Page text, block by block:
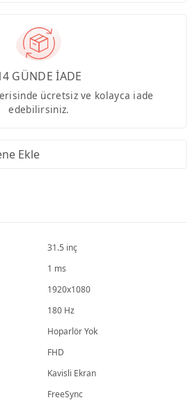
GÜNDE İADE
ücretsiz ve kolayca iade
edebilirsiniz.
Ekle
31.5 inç
1 ms
1920x1080
180 Hz
Hoparlör Yok
FHD
Kavisli Ekran
FreeSync